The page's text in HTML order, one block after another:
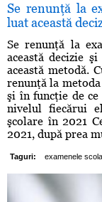
Se renunţă la
luat această
Se renunţă la
această decizie
această metodă.
renunţă la
şi în funcţie de ce
nivelul fiecărui
şcolare în 2021
2021, după prea
Taguri: examenele